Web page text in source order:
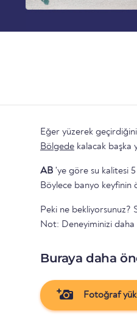
Eğer yüzerek
Bölgede kalacak başka
AB 'ye göre su kalitesi 5
Böylece banyo keyfinin
Peki ne bekliyorsunuz?
Not: Deneyiminizi daha
Buraya daha
Fotoğraf